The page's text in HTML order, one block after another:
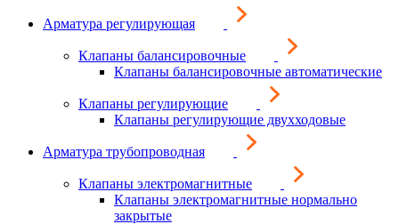
Арматура регулирующая
Клапаны балансировочные
Клапаны балансировочные автоматические
Клапаны регулирующие
Клапаны регулирующие двухходовые
Арматура трубопроводная
Клапаны электромагнитные
Клапаны электромагнитные нормально
закрытые